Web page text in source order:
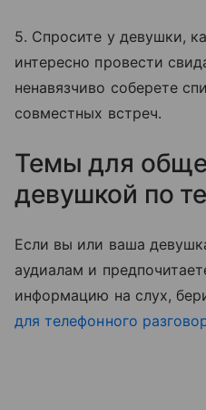
5. Спросите у девушки,
интересно провести
ненавязчиво соберете
совместных встреч.
Темы для
девушкой по
Если вы или ваша
аудиалам и
информацию на слух,
для телефонного